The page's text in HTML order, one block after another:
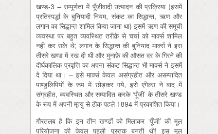
खण्ड-3 – सम्पूर्णता में पूँजीवादी उत्पादन की प्रक्रिया (इसमें
प्रतिस्पर्द्धा के बुनियादी नियम, संकट का सिद्धान्त, ऋण और
लगान का सिद्धान्त शामिल किया जाना था) इसमें ऋण की समूची
व्यवस्था पर बहुत व्यवस्थित तरीक़े से चर्चा को मार्क्स शामिल
नहीं कर सके थे; लगान के सिद्धान्त की बुनियाद मार्क्स ने इस
तीसरे खण्ड में रख दी थी और मुनाफ़े की औसत दर के गिरने की
दीर्घकालिक प्रवृत्ति का अपना संकट सिद्धान्त भी मार्क्स ने इसमें
दे दिया था। – इसे मार्क्स केवल असंग्रहीत और असम्पादित
पाण्डुलिपियों के रूप में छोड़कर गये, इसे एंगेल्स ने बाद में
संग्रहीत, व्यवस्थित और सम्पादित करके ‘पूँजी’ के तीसरे खण्ड
के रूप में अपनी मृत्यु से ठीक पहले 1894 में प्रकाशित किया।
ग़ौरतलब है कि इन तीन खण्डों को मिलाकर ‘पूँजी’ की मूल
परियोजना की केवल पहली पुस्तक बनती थी! इस मूल